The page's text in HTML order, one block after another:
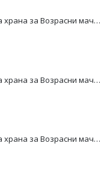
Whiskas Pure Delight Влажна храна за Возрасни мачки со Парчиња Пилешко и Лосос во желе [СЕТ 32x Кесичка 4x85гр]
Whiskas Pure Delight Влажна храна за Возрасни мачки со Парчиња Пилешко и Лосос во желе [СЕТ 16x Кесичка 4x85гр]
Whiskas Pure Delight Влажна храна за Возрасни мачки со Парчиња Пилешко и Мисирка во желе [СЕТ 32x Кесичка 4x85гр]